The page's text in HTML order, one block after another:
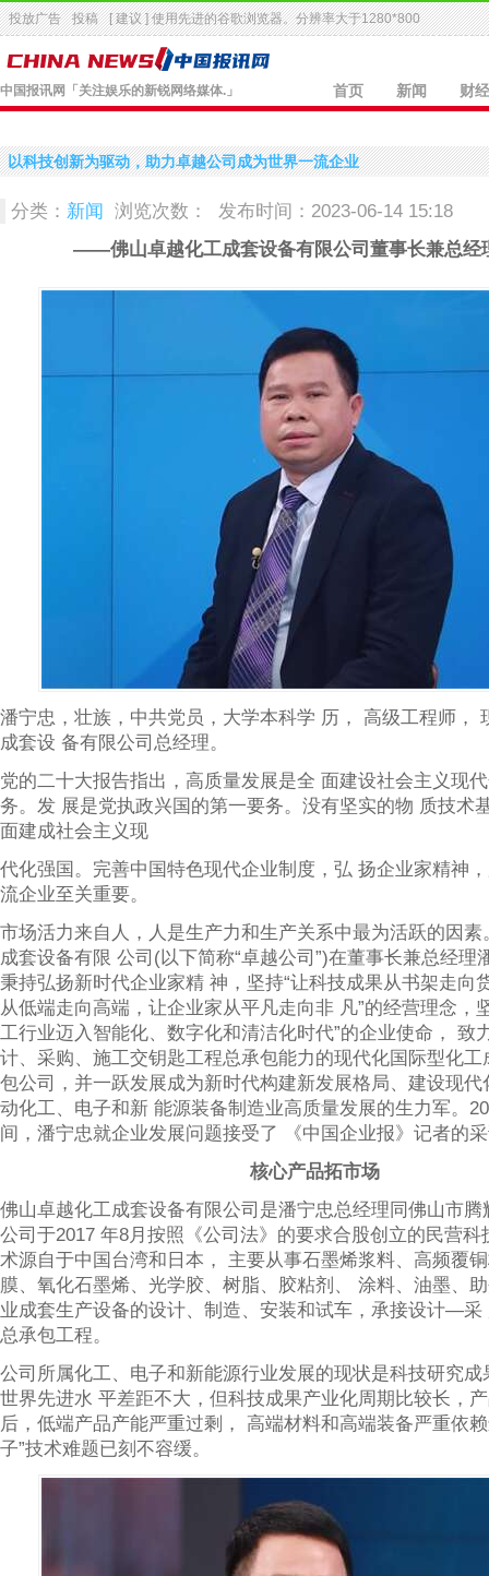
投放广告 投稿 [ 建议 ] 使用先进的谷歌浏览器。分辨率大于1280*800
中国报讯网 「关注娱乐的新锐网络媒体.」 首页 新闻 财经
以科技创新为驱动，助力卓越公司成为世界一流企业
分类： 新闻 浏览次数：
发布时间：2023-06-14 15:18
——佛山卓越化工成套设备有限公司董事长兼总经
潘宁忠，壮族，中共党员，大学本科学 历， 高级工程师，
成套设 备有限公司总经理。
党的二十大报告指出，高质量发展是全 面建设社会主义现
务。发 展是党执政兴国的第一要务。没有坚实的物 质技术
面建成社会主义现
代化强国。完善中国特色现代企业制度，弘 扬企业家精神
流企业至关重要。
市场活力来自人，人是生产力和生产关系中最为活跃的因素
成套设备有限 公司(以下简称“卓越公司”)在董事长兼总经理
秉持弘扬新时代企业家精 神，坚持“让科技成果从书架走向
从低端走向高端，让企业家从平凡走向非 凡”的经营理念，
工行业迈入智能化、数字化和清洁化时代”的企业使命， 致
计、采购、施工交钥匙工程总承包能力的现代化国际型化工
包公司，并一跃发展成为新时代构建新发展格局、建设现代
动化工、电子和新 能源装备制造业高质量发展的生力军。
间，潘宁忠就企业发展问题接受了 《中国企业报》记者的
核心产品拓市场
佛山卓越化工成套设备有限公司是潘宁忠总经理同佛山市腾
公司于2017 年8月按照《公司法》的要求合股创立的民营科
术源自于中国台湾和日本， 主要从事石墨烯浆料、高频覆
膜、氧化石墨烯、光学胶、树脂、胶粘剂、 涂料、油墨、
业成套生产设备的设计、制造、安装和试车，承接设计—
总承包工程。
公司所属化工、电子和新能源行业发展的现状是科技研究成
世界先进水 平差距不大，但科技成果产业化周期比较长，
后，低端产品产能严重过剩， 高端材料和高端装备严重依
子”技术难题已刻不容缓。